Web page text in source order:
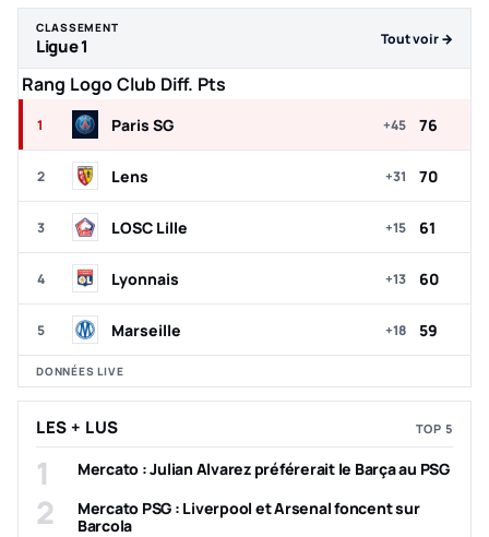
CLASSEMENT
Ligue 1 Tout voir →
Top 5 du classement Ligue 1
Rang LogoClub Diff. Pts
1 Paris SG +45 76
2 Lens +31 70
3 LOSC Lille +15 61
4 Lyonnais +13 60
5 Marseille +18 59
DONNÉES LIVE
LES + LUS TOP 5
1 Mercato : Julian Alvarez préférerait le Barça au PSG
2
Mercato PSG : Liverpool et Arsenal foncent sur
Barcola